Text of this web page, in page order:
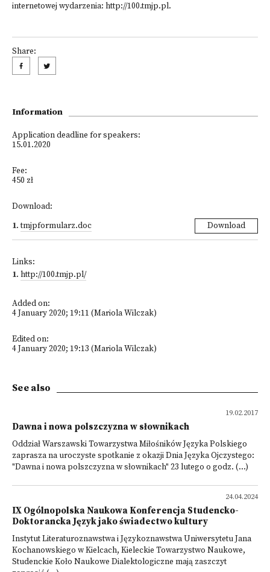
internetowej wydarzenia: http://100.tmjp.pl.
Share:
Information
Application deadline for speakers:
15.01.2020
Fee:
450 zł
Download:
1.tmjpformularz.doc Download
Links:
1. http://100.tmjp.pl/
Added on:
4 January 2020; 19:11 (Mariola Wilczak)
Edited on:
4 January 2020; 19:13 (Mariola Wilczak)
See also
19.02.2017
Dawna i nowa polszczyzna w słownikach
Oddział Warszawski Towarzystwa Miłośników Języka Polskiego
zaprasza na uroczyste spotkanie z okazji Dnia Języka Ojczystego:
"Dawna i nowa polszczyzna w słownikach" 23 lutego o godz. (...)
24.04.2024
IX Ogólnopolska Naukowa Konferencja Studencko-
Doktorancka Język jako świadectwo kultury
Instytut Literaturoznawstwa i Językoznawstwa Uniwersytetu Jana
Kochanowskiego w Kielcach, Kieleckie Towarzystwo Naukowe,
Studenckie Koło Naukowe Dialektologiczne mają zaszczyt